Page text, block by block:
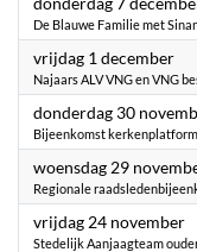
De Blauwe Familie met
vrijdag 1 december
Najaars ALV VNG en VNG
donderdag 30
Bijeenkomst kerkenplatform
woensdag 29
Regionale
vrijdag 24 november
Stedelijk Aanjaagteam